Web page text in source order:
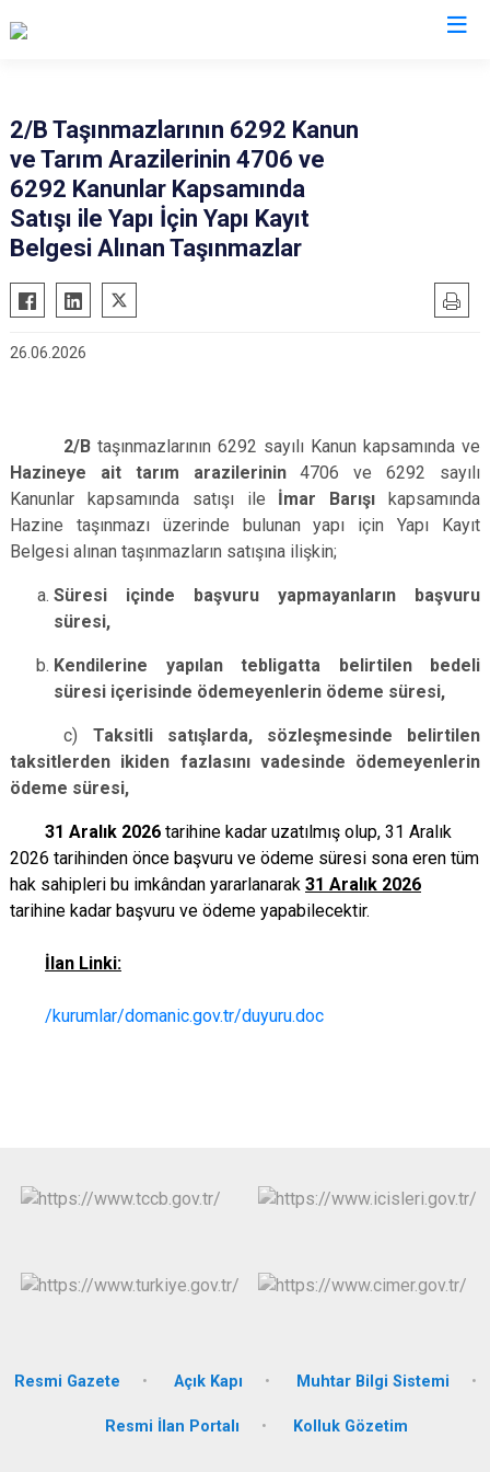
Altıntaş
Aslanapa
Çavdarhisar
Dumlupınar
Emet
Gediz
Hisarcık
Pazarlar
2/B Taşınmazlarının 6292 Kanun
ve Tarım Arazilerinin 4706 ve
6292 Kanunlar Kapsamında
Satışı ile Yapı İçin Yapı Kayıt
Belgesi Alınan Taşınmazlar
26.06.2026
2/B taşınmazlarının 6292 sayılı Kanun kapsamında ve
Hazineye ait tarım arazilerinin4706 ve 6292 sayılı
Kanunlar kapsamında satışı ile İmar Barışı kapsamında
Hazine taşınmazı üzerinde bulunan yapı için Yapı Kayıt
Belgesi alınan taşınmazların satışına ilişkin;
Süresi içinde başvuru yapmayanların başvuru
süresi,
Kendilerine yapılan tebligatta belirtilen bedeli
süresi içerisinde ödemeyenlerin ödeme süresi,
c) Taksitli satışlarda, sözleşmesinde belirtilen
taksitlerden ikiden fazlasını vadesinde ödemeyenlerin
ödeme süresi,
31 Aralık 2026 tarihine kadar uzatılmış olup, 31 Aralık
2026 tarihinden önce başvuru ve ödeme süresi sona eren tüm
hak sahipleri bu imkândan yararlanarak 31 Aralık 2026
tarihine kadar başvuru ve ödeme yapabilecektir.
İlan Linki:
/kurumlar/domanic.gov.tr/duyuru.doc
Resmi Gazete Açık Kapı Muhtar Bilgi Sistemi
Resmi İlan Portalı Kolluk Gözetim